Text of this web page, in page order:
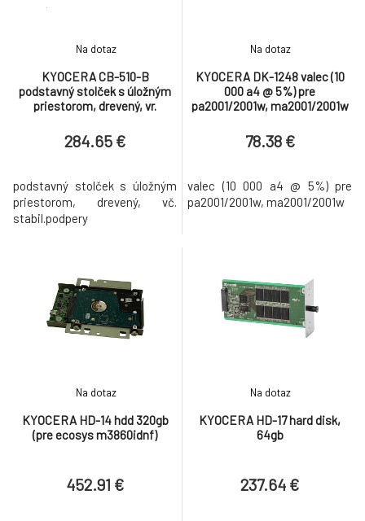
KYOCERA CB-510-B
podstavný stolček s úložným
priestorom, drevený, vr.
Na dotaz
284.65 €
podstavný stolček s úložným
priestorom, drevený, vč.
stabil.podpery
KYOCERA DK-1248 valec (10
000 a4 @ 5%) pre
pa2001/2001w, ma2001/2001w
Na dotaz
78.38 €
valec (10 000 a4 @ 5%) pre
pa2001/2001w, ma2001/2001w
KYOCERA HD-14 hdd 320gb
(pre ecosys m3860idnf)
Na dotaz
452.91 €
KYOCERA HD-17 hard disk,
64gb
Na dotaz
237.64 €